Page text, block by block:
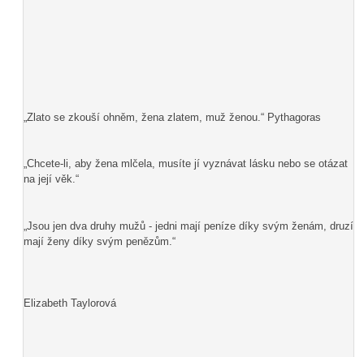
„Zlato se zkouší ohněm, žena zlatem, muž ženou.“ Pythagoras
„Chcete-li, aby žena mlčela, musíte jí vyznávat lásku nebo se otázat
na její věk.“
„Jsou jen dva druhy mužů - jedni mají peníze díky svým ženám, druzí
mají ženy díky svým penězům.“
Elizabeth Taylorová